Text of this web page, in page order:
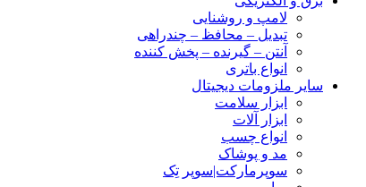
لامپ و روشنایی
تبدیل – محافظ – چندراهی
آنتن – گیرنده – پخش کننده
انواع باتری
سایر ملزومات دیجیتال
ابزار سلامت
ابزار آلات
انواع چسب
مد و پوشاک
سوپرمارکت|سوپر تِک